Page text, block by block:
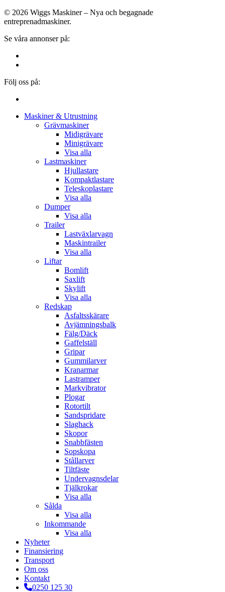
© 2026 Wiggs Maskiner – Nya och begagnade
entreprenadmaskiner.
Se våra annonser på:
Följ oss på:
Close
Maskiner & Utrustning
Grävmaskiner
Midigrävare
Minigrävare
Visa alla
Lastmaskiner
Hjullastare
Kompaktlastare
Teleskoplastare
Visa alla
Dumper
Visa alla
Trailer
Lastväxlarvagn
Maskintrailer
Visa alla
Liftar
Bomlift
Saxlift
Skylift
Visa alla
Redskap
Asfaltsskärare
Avjämningsbalk
Fälg/Däck
Gaffelställ
Gripar
Gummilarver
Kranarmar
Lastramper
Markvibrator
Plogar
Rotortilt
Sandspridare
Slaghack
Skopor
Snabbfästen
Sopskopa
Stållarver
Tiltfäste
Undervagnsdelar
Tjälkrokar
Visa alla
Sålda
Visa alla
Inkommande
Visa alla
Nyheter
Finansiering
Transport
Om oss
Kontakt
0250 125 30